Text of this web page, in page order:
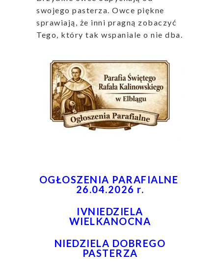
swojego pasterza. Owce piękne
sprawiają, że inni pragną zobaczyć
Tego, który tak wspaniale o nie dba.
OGŁOSZENIA PARAFIALNE
26.04.2026 r.
IVNIEDZIELA
WIELKANOCNA
NIEDZIELA DOBREGO
PASTERZA